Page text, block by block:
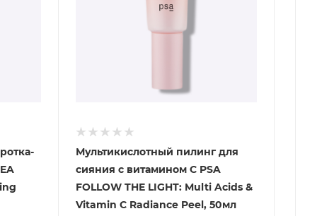
Мультикислотный пилинг для
сияния с витамином C PSA
FOLLOW THE LIGHT: Multi Acids &
Vitamin C Radiance Peel, 50мл